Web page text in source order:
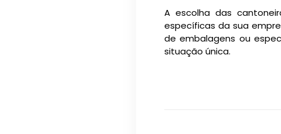
A escolha das
específicas da sua
de embalagens ou
situação única.